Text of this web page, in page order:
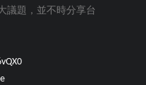
議題，並不時分享台